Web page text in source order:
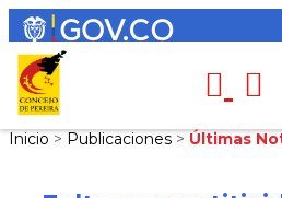
Inicio > Publicaciones > Últimas